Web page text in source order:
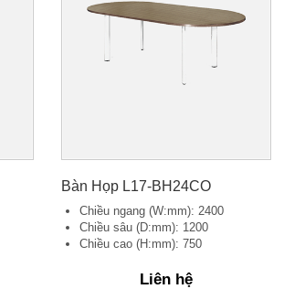
Bàn Họp L17-BH24CO
Chiều ngang (W:mm): 2400
Chiều sâu (D:mm): 1200
Chiều cao (H:mm): 750
Liên hệ